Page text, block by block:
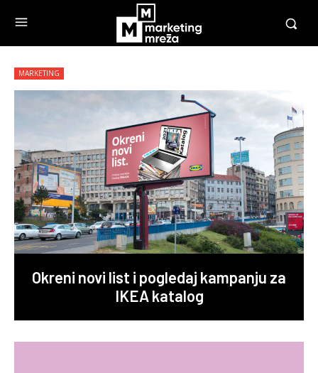
MARKETING
Okreni novi list i pogledaj kampanju za
IKEA katalog